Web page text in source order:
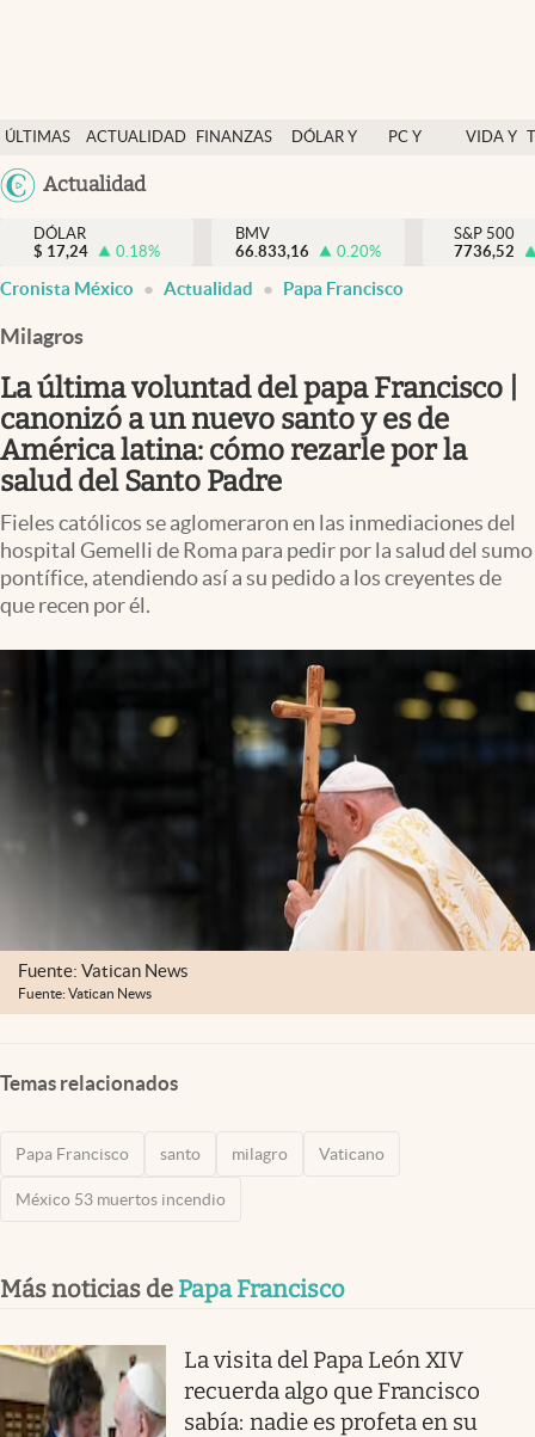
ÚLTIMAS
NOTICIAS
ACTUALIDAD
FINANZAS
DÓLAR Y
PC Y
VIDA Y
México
Actualidad
Actualidad
Finanzas y economía
Dólar y mercados
Pc y celular
Vida y estilo
Clima
Espiritualidad
DÓLAR
$ 17,24 0.18%
BMV
66.833,16
0.20%
S&P 500
7736,52
Cronista México Actualidad Papa Francisco
Milagros
La última voluntad del papa Francisco |
canonizó a un nuevo santo y es de
América latina: cómo rezarle por la
salud del Santo Padre
Fieles católicos se aglomeraron en las inmediaciones del
hospital Gemelli de Roma para pedir por la salud del sumo
pontífice, atendiendo así a su pedido a los creyentes de
que recen por él.
Fuente: Vatican News
Fuente: Vatican News
Temas relacionados
Papa Francisco santo milagro Vaticano
México 53 muertos incendio
Más noticias de Papa Francisco
La visita del Papa León XIV
recuerda algo que Francisco
sabía: nadie es profeta en su